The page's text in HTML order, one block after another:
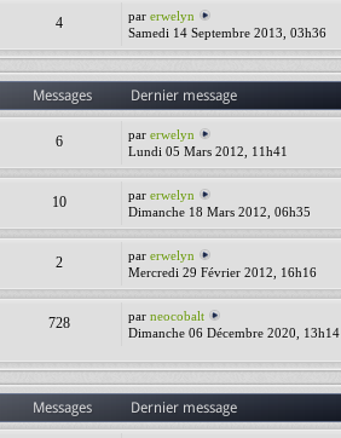
4 parerwelyn
Samedi 14 Septembre 2013, 03h36
Messages Dernier message
6 parerwelyn
Lundi 05 Mars 2012, 11h41
10 parerwelyn
Dimanche 18 Mars 2012, 06h35
2 parerwelyn
Mercredi 29 Février 2012, 16h16
728 parneocobalt
Dimanche 06 Décembre 2020, 13h14
Messages Dernier message